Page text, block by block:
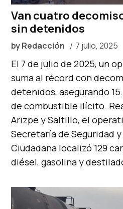
Van cuatro
sin detenidos
byRedacción 7 julio, 2025
El 7 de julio de 2025, un
suma al récord con
detenidos, asegurando
de combustible ilícito.
Arizpe y Saltillo, el
Secretaría de Seguridad
Ciudadana localizó 129
diésel, gasolina y